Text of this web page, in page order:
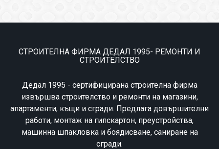
СТРОИТЕЛНА ФИРМА ДЕДАЛ 1995- РЕМОНТИ И
СТРОИТЕЛСТВО
Дедал 1995 - сертифицирана строителна фирма
извършва строителство и ремонти на магазини,
апартаменти, къщи и сгради. Предлага довършителни
работи, монтаж на гипскартон, преустройства,
машинна шпакловка и боядисване, саниране на
сгради.